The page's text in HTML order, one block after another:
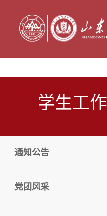
学生工作
通知公告
党团风采